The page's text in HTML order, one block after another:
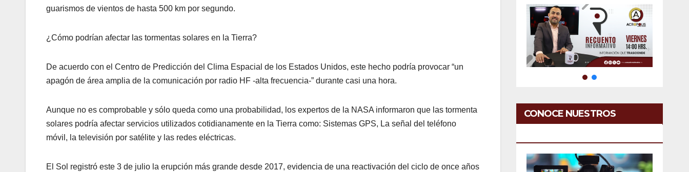
guarismos de vientos de hasta 500 km por segundo.
¿Cómo podrían afectar las tormentas solares en la Tierra?
De acuerdo con el Centro de Predicción del Clima Espacial de los Estados Unidos, este hecho podría provocar “un
apagón de área amplia de la comunicación por radio HF -alta frecuencia-” durante casi una hora.
Aunque no es comprobable y sólo queda como una probabilidad, los expertos de la NASA informaron que las tormenta
solares podría afectar servicios utilizados cotidianamente en la Tierra como: Sistemas GPS, La señal del teléfono
móvil, la televisión por satélite y las redes eléctricas.
El Sol registró este 3 de julio la erupción más grande desde 2017, evidencia de una reactivación del ciclo de once años
CONOCE NUESTROS